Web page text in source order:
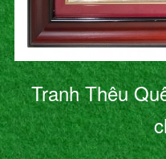
Tranh Thêu